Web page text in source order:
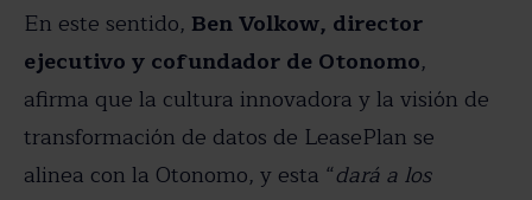
En este sentido, Ben Volkow, director
ejecutivo y cofundador de Otonomo,
afirma que la cultura innovadora y la visión de
transformación de datos de LeasePlan se
alinea con la Otonomo, y esta “dará a los